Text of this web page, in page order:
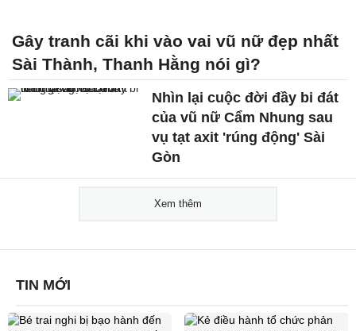
Gây tranh cãi khi vào vai vũ nữ đẹp nhất
Sài Thành, Thanh Hằng nói gì?
Nhìn lại cuộc đời đầy bi đát
của vũ nữ Cẩm Nhung sau
vụ tạt axit 'rúng động' Sài
Gòn
Xem thêm
TIN MỚI